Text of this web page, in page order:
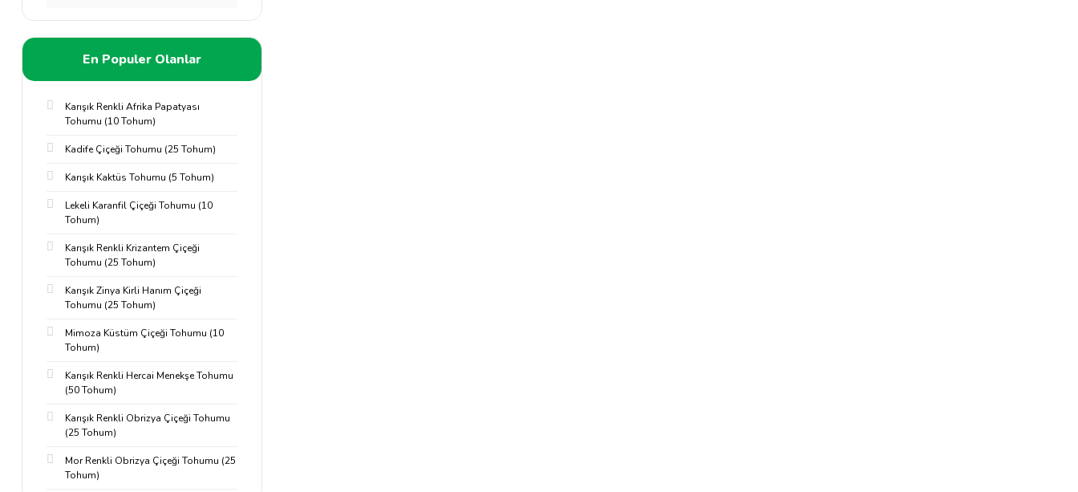
En Populer Olanlar
Karışık Renkli Afrika Papatyası
Tohumu (10 Tohum)
Kadife Çiçeği Tohumu (25 Tohum)
Karışık Kaktüs Tohumu (5 Tohum)
Lekeli Karanfil Çiçeği Tohumu (10
Tohum)
Karışık Renkli Krizantem Çiçeği
Tohumu (25 Tohum)
Karışık Zinya Kirli Hanım Çiçeği
Tohumu (25 Tohum)
Mimoza Küstüm Çiçeği Tohumu (10
Tohum)
Karışık Renkli Hercai Menekşe Tohumu
(50 Tohum)
Karışık Renkli Obrizya Çiçeği Tohumu
(25 Tohum)
Mor Renkli Obrizya Çiçeği Tohumu (25
Tohum)